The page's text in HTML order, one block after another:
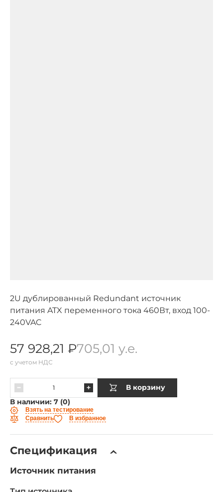
2U дублированный Redundant источник
питания ATX переменного тока 460Вт, вход 100-
240VAC
57 928,21 ₽705,01 у.е.
с учетом НДС
В корзину
В наличии: 7 (0)
Взять на тестирование
Сравнить
В избранное
Спецификация
Источник питания